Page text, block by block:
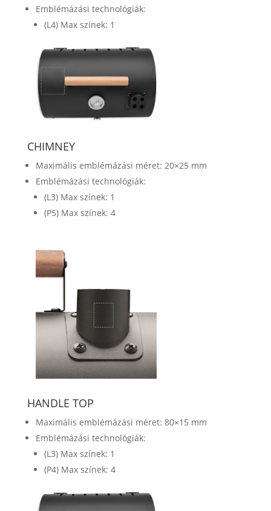
Emblémázási technológiák:
(L4) Max színek: 1
CHIMNEY
Maximális emblémázási méret: 20×25 mm
Emblémázási technológiák:
(L3) Max színek: 1
(P5) Max színek: 4
HANDLE TOP
Maximális emblémázási méret: 80×15 mm
Emblémázási technológiák:
(L3) Max színek: 1
(P4) Max színek: 4